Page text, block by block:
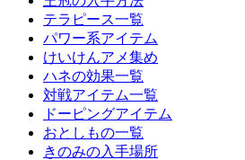
テラピース一覧
パワー系アイテム
けいけんアメ集め
ハネの効果一覧
対戦アイテム一覧
ドーピングアイテム
おとしもの一覧
きのみの入手場所